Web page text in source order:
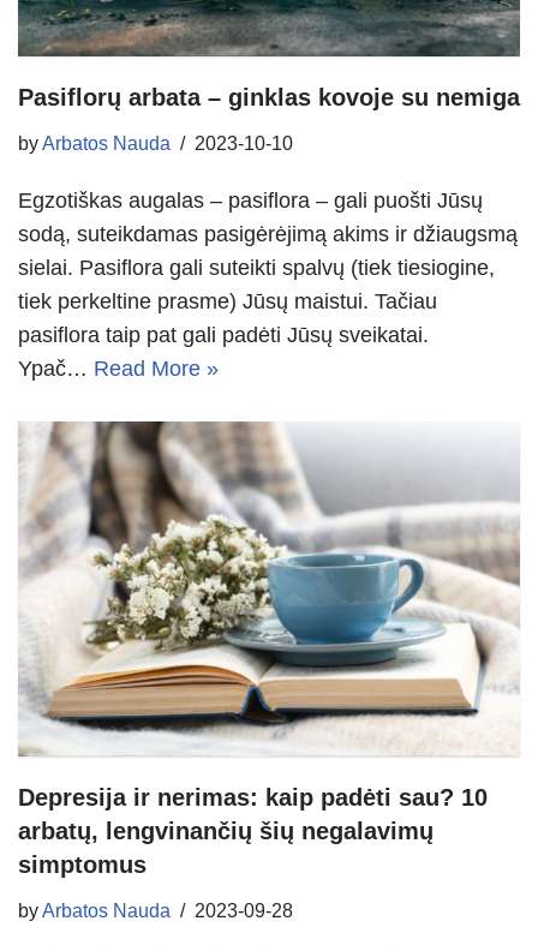
Pasiflorų arbata – ginklas kovoje su nemiga
byArbatos Nauda 2023-10-10
Egzotiškas augalas – pasiflora – gali puošti Jūsų
sodą, suteikdamas pasigėrėjimą akims ir džiaugsmą
sielai. Pasiflora gali suteikti spalvų (tiek tiesiogine,
tiek perkeltine prasme) Jūsų maistui. Tačiau
pasiflora taip pat gali padėti Jūsų sveikatai.
Ypač… Read More »
Depresija ir nerimas: kaip padėti sau? 10
arbatų, lengvinančių šių negalavimų
simptomus
byArbatos Nauda 2023-09-28